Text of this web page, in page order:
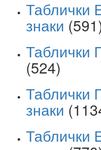
Таблички
знаки
Таблички
(524)
Таблички
знаки
Таблички